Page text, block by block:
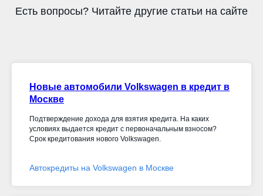
Есть вопросы? Читайте другие статьи на сайте
Новые автомобили Volkswagen в кредит в
Москве
Подтверждение дохода для взятия кредита. На каких
условиях выдается кредит с первоначальным взносом?
Срок кредитования нового Volkswagen.
Автокредиты на Volkswagen в Москве